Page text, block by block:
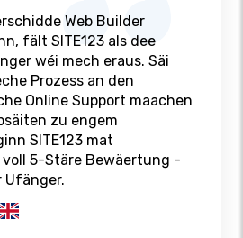
Web Builder
fält SITE123 als dee
wéi mech eraus. Säi
Prozess an den
Online Support maachen
zu engem
SITE123 mat
5-Stäre Bewäertung -
Ufänger.